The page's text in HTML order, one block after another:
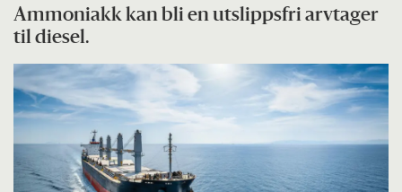
Ammoniakk kan bli en utslippsfri arvtager
til diesel.